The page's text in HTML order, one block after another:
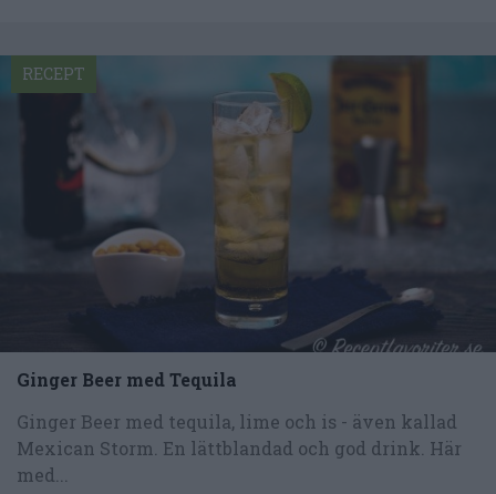
Ginger Beer med Tequila
Ginger Beer med tequila, lime och is - även kallad
Mexican Storm. En lättblandad och god drink. Här
med...
RECEPT